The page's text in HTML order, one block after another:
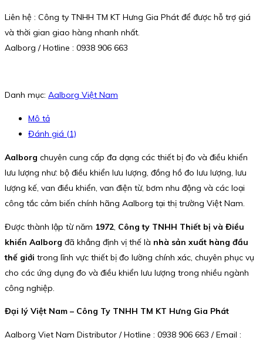
Liên hệ : Công ty TNHH TM KT Hưng Gia Phát để được hỗ trợ giá
và thời gian giao hàng nhanh nhất.
Aalborg / Hotline : 0938 906 663
Danh mục: Aalborg Việt Nam
Mô tả
Đánh giá (1)
Aalborg chuyên cung cấp đa dạng các thiết bị đo và điều khiển
lưu lượng như: bộ điều khiển lưu lượng, đồng hồ đo lưu lượng, lưu
lượng kế, van điều khiển, van điện từ, bơm nhu động và các loại
công tắc cảm biến chính hãng Aalborg tại thị trường Việt Nam.
Được thành lập từ năm 1972, Công ty TNHH Thiết bị và Điều
khiển Aalborg đã khẳng định vị thế là nhà sản xuất hàng đầu
thế giới trong lĩnh vực thiết bị đo lường chính xác, chuyên phục vụ
cho các ứng dụng đo và điều khiển lưu lượng trong nhiều ngành
công nghiệp.
Đại lý Việt Nam – Công Ty TNHH TM KT Hưng Gia Phát
Aalborg Viet Nam Distributor / Hotline : 0938 906 663 / Email :